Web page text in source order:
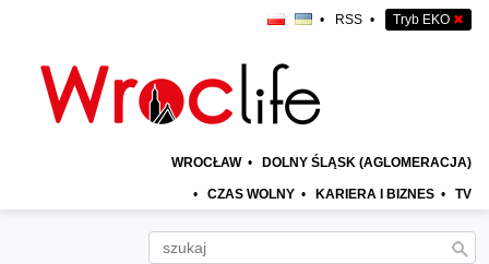
• RSS • Tryb EKO ✖
WROCŁAW • DOLNY ŚLĄSK (AGLOMERACJA)
• CZAS WOLNY • KARIERA I BIZNES • TV